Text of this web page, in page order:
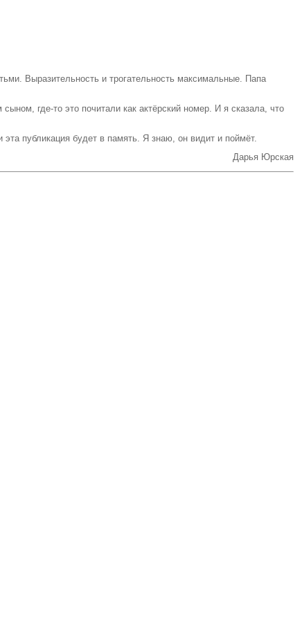
Выразительность и трогательность максимальные. Папа
где-то это почитали как актёрский номер. И я сказала, что
публикация будет в память. Я знаю, он видит и поймёт.
Дарья Юрская